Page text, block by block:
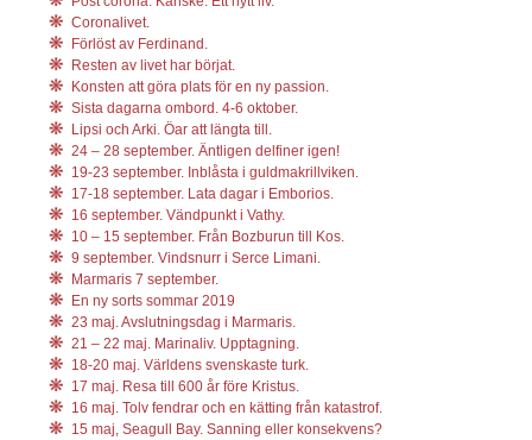
Coronalivet.
Förlöst av Ferdinand.
Resten av livet har börjat.
Konsten att göra plats för en ny passion.
Sista dagarna ombord. 4-6 oktober.
Lipsi och Arki. Öar att längta till.
24 – 28 september. Äntligen delfiner igen!
19-23 september. Inblåsta i guldmakrillviken.
17-18 september. Lata dagar i Emborios.
16 september. Vändpunkt i Vathy.
10 – 15 september. Från Bozburun till Kos.
9 september. Vindsnurr i Serce Limani.
Marmaris 7 september.
En ny sorts sommar 2019
23 maj. Avslutningsdag i Marmaris.
21 – 22 maj. Marinaliv. Upptagning.
18-20 maj. Världens svenskaste turk.
17 maj. Resa till 600 år före Kristus.
16 maj. Tolv fendrar och en kätting från katastrof.
15 maj, Seagull Bay. Sanning eller konsekvens?